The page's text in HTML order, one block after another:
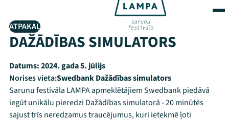
ATPAKAĻ
DAŽĀDĪBAS SIMULATORS
Datums:2024. gada 5. jūlijs
Norises vieta:Swedbank Dažādības simulators
Sarunu festivāla LAMPA apmeklētājiem Swedbank piedāvā
iegūt unikālu pieredzi Dažādības simulatorā - 20 minūtēs
sajust trīs neredzamus traucējumus, kuri ietekmē ļoti